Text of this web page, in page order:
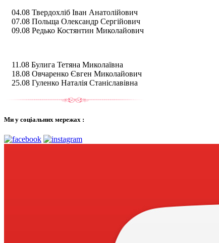
04.08 Твердохліб Іван Анатолійович
07.08 Польща Олександр Сергійович
09.08 Редько Костянтин Миколайович
11.08 Булига Тетяна Миколаївна
18.08 Овчаренко Євген Миколайович
25.08 Гуленко Наталія Станіславівна
Ми у соціальних мережах :